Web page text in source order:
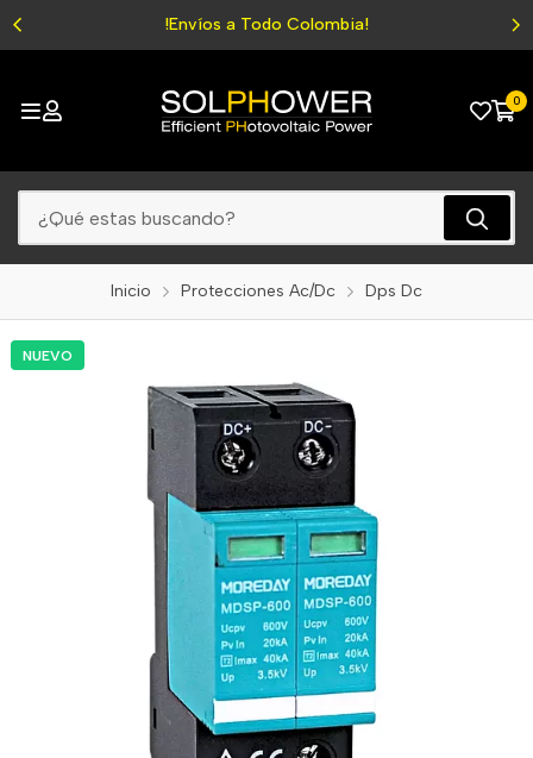
Energía para tu vida
0
Inicio Protecciones Ac/Dc Dps Dc
NUEVO